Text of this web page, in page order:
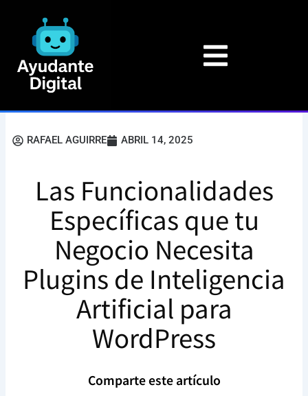
contenido
RAFAEL AGUIRRE ABRIL 14, 2025
Las Funcionalidades
Específicas que tu
Negocio Necesita
Plugins de Inteligencia
Artificial para
WordPress
Comparte este artículo